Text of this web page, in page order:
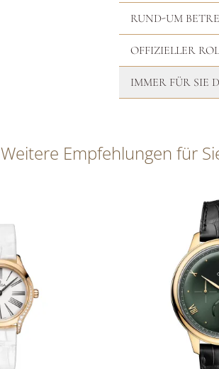
RUND-UM
OFFIZIELLER
IMMER FÜR SIE
Weitere Empfehlungen für